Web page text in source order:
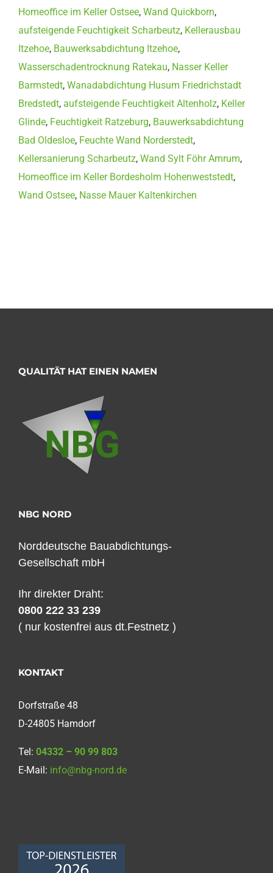
Homeoffice im Keller Ostsee, Wand Quickborn,
aufsteigende Feuchtigkeit Scharbeutz, Kellerausbau
Itzehoe, Bauwerksabdichtung Itzehoe,
Wasserschadentrocknung Ratekau, Nasser Keller
Barmstedt, Wanadabdichtung Husum Friedrichstadt
Bredstedt, aufsteigende Feuchtigkeit Altenholz, Keller
Glinde, Feuchtigkeit Ratzeburg, Bauwerksabdichtung
Bad Oldesloe, Feuchte Wand Norderstedt,
Kellersanierung Scharbeutz, Wand Sylt Föhr Amrum,
Homeoffice im Keller Bordesholm Hohenweststedt,
Wand Ostsee, Nasse Mauer Kaltenkirchen
QUALITÄT HAT EINEN NAMEN
NBG NORD
Norddeutsche Bauabdichtungs-
Gesellschaft mbH
Ihr direkter Draht:
0800 222 33 239
( nur kostenfrei aus dt.Festnetz )
KONTAKT
Dorfstraße 48
D-24805 Hamdorf
Tel: 04332 – 90 99 803
E-Mail: info@nbg-nord.de
Norddeutsche
Bauabdichtungsgesellschaft
mbH
von 5